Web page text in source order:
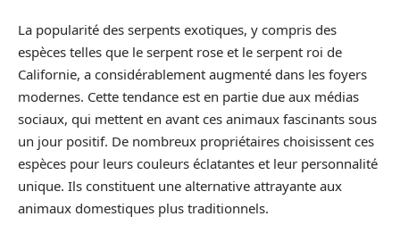
La popularité des serpents exotiques, y compris des
espèces telles que le serpent rose et le serpent roi de
Californie, a considérablement augmenté dans les foyers
modernes. Cette tendance est en partie due aux médias
sociaux, qui mettent en avant ces animaux fascinants sous
un jour positif. De nombreux propriétaires choisissent ces
espèces pour leurs couleurs éclatantes et leur personnalité
unique. Ils constituent une alternative attrayante aux
animaux domestiques plus traditionnels.